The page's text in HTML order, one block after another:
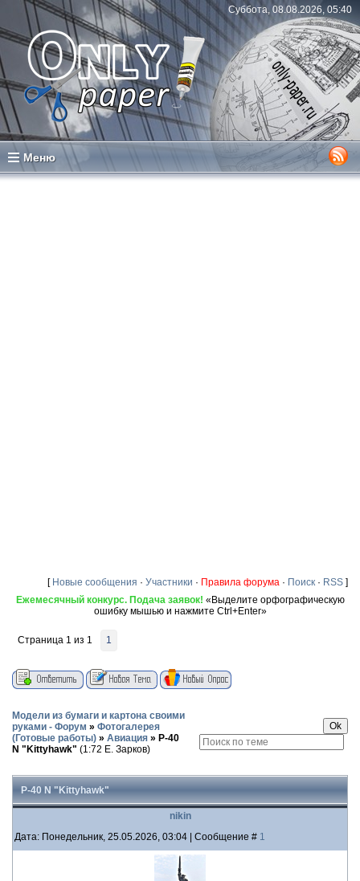
Суббота, 08.08.2026, 05:40
Меню
[ Новые сообщения · Участники · Правила форума · Поиск · RSS ]
Ежемесячный конкурс. Подача заявок! «Выделите орфографическую
ошибку мышью и нажмите Ctrl+Enter»
Страница 1 из 1 1
Модели из бумаги и картона своими
руками - Форум » Фотогалерея
(Готовые работы) » Авиация » P-40
N "Kittyhawk" (1:72 Е. Зарков)
P-40 N "Kittyhawk"
nikin
Дата: Понедельник, 25.05.2026, 03:04 | Сообщение # 1